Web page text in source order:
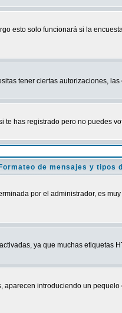
esto solo funcionará si la
tener ciertas autorizaciones,
has registrado pero no puedes
Formateo de mensajes y tipos
por el administrador, es
ya que muchas etiquetas
introduciendo un